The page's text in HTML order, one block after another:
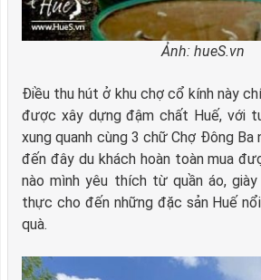
Ảnh: hueS.vn
Điều thu hút ở khu chợ cổ kính này
được xây dựng đậm chất Huế, với
xung quanh cùng 3 chữ Chợ Đông Ba
đến đây du khách hoàn toàn mua
nào mình yêu thích từ quần áo,
thực cho đến những đặc sản Huế
quà.